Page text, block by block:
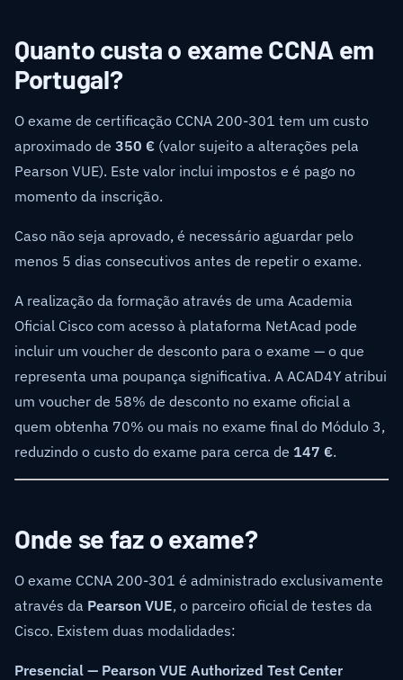
Quanto custa o exame CCNA em
Portugal?
O exame de certificação CCNA 200-301 tem um custo
aproximado de 350 € (valor sujeito a alterações pela
Pearson VUE). Este valor inclui impostos e é pago no
momento da inscrição.
Caso não seja aprovado, é necessário aguardar pelo
menos 5 dias consecutivos antes de repetir o exame.
A realização da formação através de uma Academia
Oficial Cisco com acesso à plataforma NetAcad pode
incluir um voucher de desconto para o exame — o que
representa uma poupança significativa. A ACAD4Y atribui
um voucher de 58% de desconto no exame oficial a
quem obtenha 70% ou mais no exame final do Módulo 3,
reduzindo o custo do exame para cerca de 147 €.
Onde se faz o exame?
O exame CCNA 200-301 é administrado exclusivamente
através da Pearson VUE, o parceiro oficial de testes da
Cisco. Existem duas modalidades:
Presencial — Pearson VUE Authorized Test Center